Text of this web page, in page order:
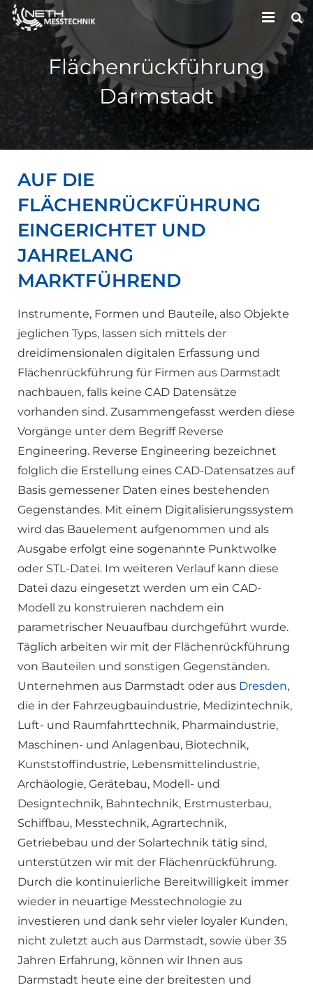
HOME
UNTERNEHMEN
LEISTUNGEN
KONTAKT
Flächenrückführung
Darmstadt
AUF DIE
FLÄCHENRÜCKFÜHRUNG
EINGERICHTET UND
JAHRELANG
MARKTFÜHREND
Instrumente, Formen und Bauteile, also Objekte
jeglichen Typs, lassen sich mittels der
dreidimensionalen digitalen Erfassung und
Flächenrückführung für Firmen aus Darmstadt
nachbauen, falls keine CAD Datensätze
vorhanden sind. Zusammengefasst werden diese
Vorgänge unter dem Begriff Reverse
Engineering. Reverse Engineering bezeichnet
folglich die Erstellung eines CAD-Datensatzes auf
Basis gemessener Daten eines bestehenden
Gegenstandes. Mit einem Digitalisierungssystem
wird das Bauelement aufgenommen und als
Ausgabe erfolgt eine sogenannte Punktwolke
oder STL-Datei. Im weiteren Verlauf kann diese
Datei dazu eingesetzt werden um ein CAD-
Modell zu konstruieren nachdem ein
parametrischer Neuaufbau durchgeführt wurde.
Täglich arbeiten wir mit der Flächenrückführung
von Bauteilen und sonstigen Gegenständen.
Unternehmen aus Darmstadt oder aus Dresden,
die in der Fahrzeugbauindustrie, Medizintechnik,
Luft- und Raumfahrttechnik, Pharmaindustrie,
Maschinen- und Anlagenbau, Biotechnik,
Kunststoffindustrie, Lebensmittelindustrie,
Archäologie, Gerätebau, Modell- und
Designtechnik, Bahntechnik, Erstmusterbau,
Schiffbau, Messtechnik, Agrartechnik,
Getriebebau und der Solartechnik tätig sind,
unterstützen wir mit der Flächenrückführung.
Durch die kontinuierliche Bereitwilligkeit immer
wieder in neuartige Messtechnologie zu
investieren und dank sehr vieler loyaler Kunden,
nicht zuletzt auch aus Darmstadt, sowie über 35
Jahren Erfahrung, können wir Ihnen aus
Darmstadt heute eine der breitesten und